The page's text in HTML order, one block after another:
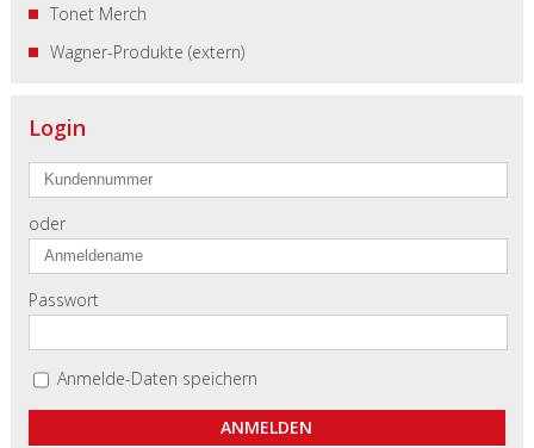
Tonet Merch
Wagner-Produkte (extern)
Login
oder
Passwort
Anmelde-Daten speichern